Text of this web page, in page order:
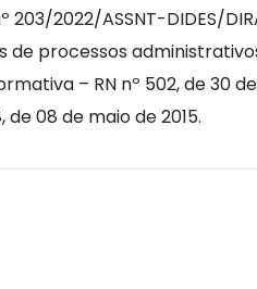
2022/ASSNT-DIDES/
processos
– RN nº 502, de
de 08 de maio de 2015.